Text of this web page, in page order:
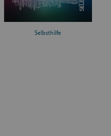
Selbsthilfe